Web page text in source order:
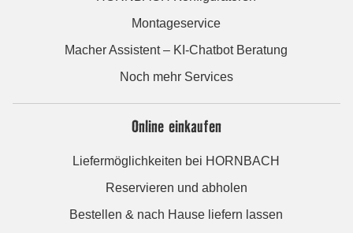
Montageservice
Macher Assistent – KI-Chatbot Beratung
Noch mehr Services
Online einkaufen
Liefermöglichkeiten bei HORNBACH
Reservieren und abholen
Bestellen & nach Hause liefern lassen